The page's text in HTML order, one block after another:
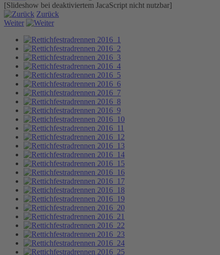
[Slideshow bei deaktiviertem JacaScript nicht nutzbar]
Zurück
Weiter